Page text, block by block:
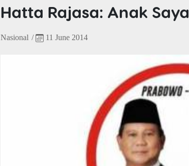
Hatta Rajasa: Anak
Nasional / 11 June 2014